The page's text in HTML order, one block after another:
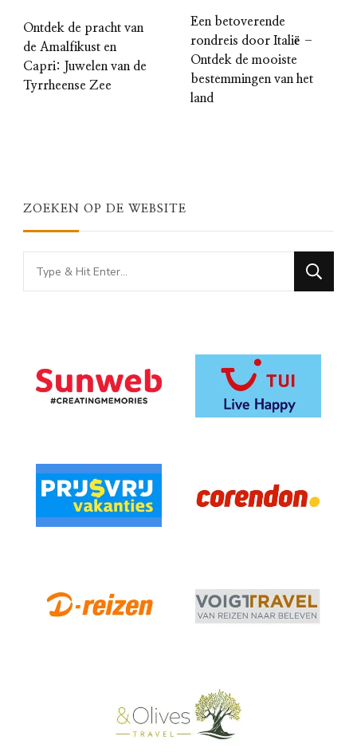
Ontdek de pracht van
de Amalfikust en
Capri: Juwelen van de
Tyrrheense Zee
Een betoverende
rondreis door Italië –
Ontdek de mooiste
bestemmingen van het
land
ZOEKEN OP DE WEBSITE
Looking
for